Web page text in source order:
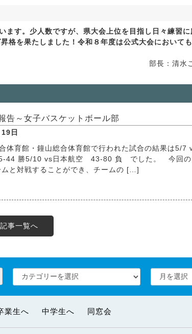
す。少人数ですが、県大会上位を目指し日々練習に
格を果たしました！令和８年度は公式大会において
部長：清水
告～女子バスケットボール部
日
体育館・鐘山総合体育館で行われた試合の結果は5/7
44 勝5/10 vs日本航空 43-80 負 でした。 今回の
ムと対戦することができ、チームの […]
事一覧へ
業生へ 中学生へ 同窓会